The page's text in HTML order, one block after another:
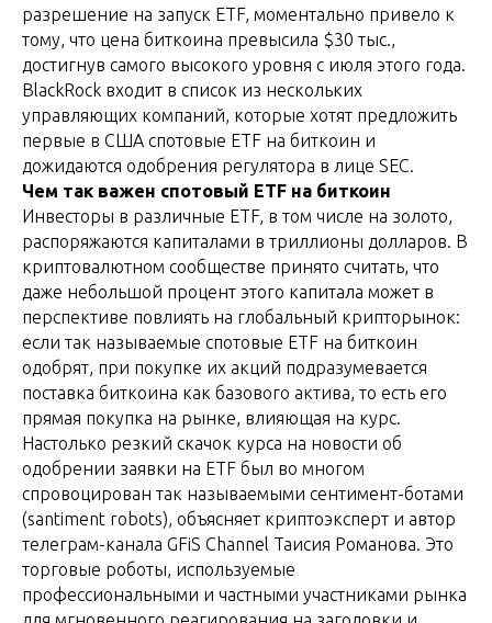
разрешение на запуск ETF, моментально привело к
тому, что цена биткоина превысила $30 тыс.,
достигнув самого высокого уровня с июля этого года.
BlackRock входит в список из нескольких
управляющих компаний, которые хотят предложить
первые в США спотовые ETF на биткоин и
дожидаются одобрения регулятора в лице SEC.
Чем так важен спотовый ETF на биткоин
Инвесторы в различные ETF, в том числе на золото,
распоряжаются капиталами в триллионы долларов. В
криптовалютном сообществе принято считать, что
даже небольшой процент этого капитала может в
перспективе повлиять на глобальный крипторынок:
если так называемые спотовые ETF на биткоин
одобрят, при покупке их акций подразумевается
поставка биткоина как базового актива, то есть его
прямая покупка на рынке, влияющая на курс.
Настолько резкий скачок курса на новости об
одобрении заявки на ETF был во многом
спровоцирован так называемыми сентимент-ботами
(santiment robots), объясняет криптоэксперт и автор
телеграм-канала GFiS Channel Таисия Романова. Это
торговые роботы, используемые
профессиональными и частными участниками рынка